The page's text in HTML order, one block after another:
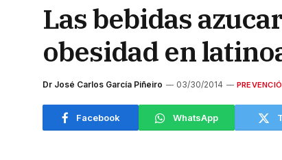
Las bebidas
obesidad en
Dr José Carlos García Piñeiro 03/30/2014
Facebook WhatsApp